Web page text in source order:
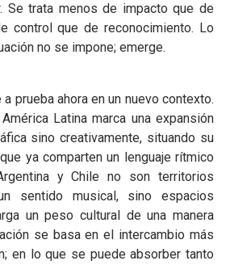
Se trata menos de impacto que de
control que de reconocimiento. Lo
no se impone; emerge.
prueba ahora en un nuevo contexto.
Latina marca una expansión
sino creativamente, situando su
ya comparten un lenguaje rítmico
y Chile no son territorios
sentido musical, sino espacios
un peso cultural de una manera
se basa en el intercambio más
en lo que se puede absorber tanto